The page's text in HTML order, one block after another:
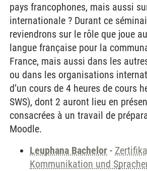
pays francophones, mais aussi
internationale ? Durant ce
reviendrons sur le rôle que joue
langue française pour la
France, mais aussi dans les
ou dans les organisations
d’un cours de 4 heures de cours
SWS), dont 2 auront lieu en
consacrées à un travail de
Moodle.
Leuphana Bachelor -
Kommunikation und